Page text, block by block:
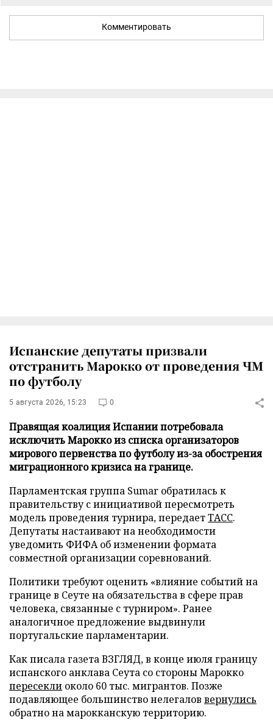
Комментировать
Испанские депутаты призвали
отстранить Марокко от проведения ЧМ
по футболу
5 августа 2026, 15:23 0
Правящая коалиция Испании потребовала
исключить Марокко из списка организаторов
мирового первенства по футболу из-за обострения
миграционного кризиса на границе.
Парламентская группа Sumar обратилась к
правительству с инициативой пересмотреть
модель проведения турнира, передаетТАСС.
Депутаты настаивают на необходимости
уведомить ФИФА об изменении формата
совместной организации соревнований.
Политики требуют оценить «влияние событий на
границе в Сеуте на обязательства в сфере прав
человека, связанные с турниром». Ранее
аналогичное предложение выдвинули
португальские парламентарии.
Как писала газета ВЗГЛЯД, в конце июля границу
испанского анклава Сеута со стороны Марокко
пересекли около 60 тыс. мигрантов. Позже
подавляющее большинство нелегалов вернулись
обратно на марокканскую территорию.